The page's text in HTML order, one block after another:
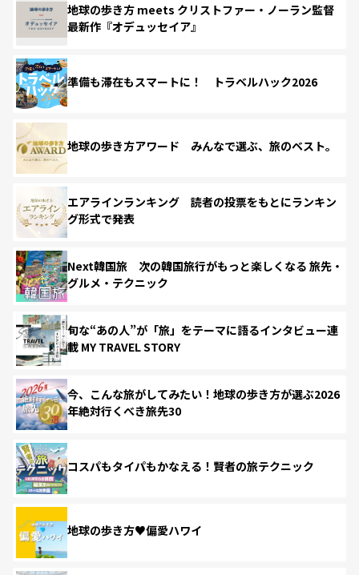
地球の歩き方 meets クリストファー・ノーラン監督
最新作『オデュッセイア』
準備も滞在もスマートに！ トラベルハック2026
地球の歩き方アワード みんなで選ぶ、旅のベスト。
エアラインランキング 読者の投票をもとにランキン
グ形式で発表
Next韓国旅 次の韓国旅行がもっと楽しくなる 旅先・
グルメ・テクニック
旬な“あの人”が「旅」をテーマに語るインタビュー連
載 MY TRAVEL STORY
今、こんな旅がしてみたい！地球の歩き方が選ぶ2026
年絶対行くべき旅先30
コスパもタイパもかなえる！賢者の旅テクニック
地球の歩き方♥偏愛ハワイ